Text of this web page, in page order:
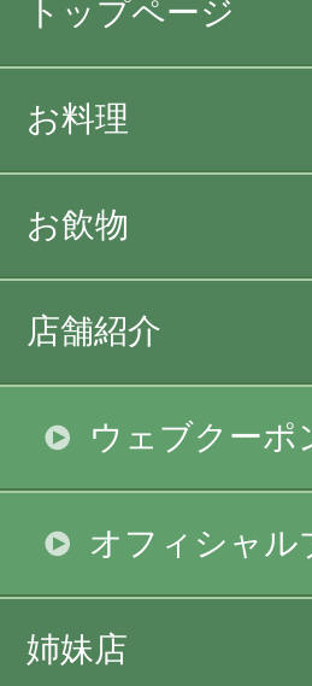
トップページ
お料理
お飲物
店舗紹介
ウェブクーポ
オフィシャル
姉妹店